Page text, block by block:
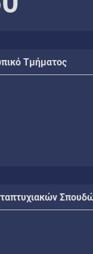
Τμήματος